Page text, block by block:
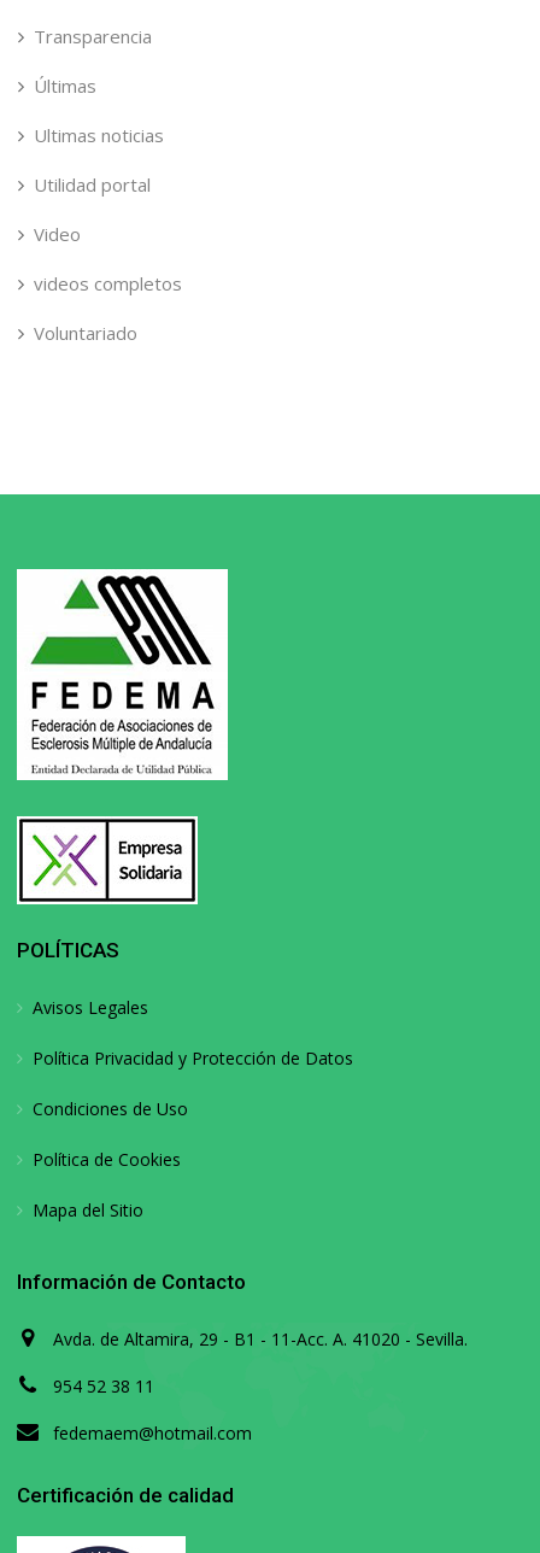
Transparencia
Últimas
Ultimas noticias
Utilidad portal
Video
videos completos
Voluntariado
POLÍTICAS
Avisos Legales
Política Privacidad y Protección de Datos
Condiciones de Uso
Política de Cookies
Mapa del Sitio
Información de Contacto
Avda. de Altamira, 29 - B1 - 11-Acc. A. 41020 - Sevilla.
954 52 38 11
fedemaem@hotmail.com
Certificación de calidad